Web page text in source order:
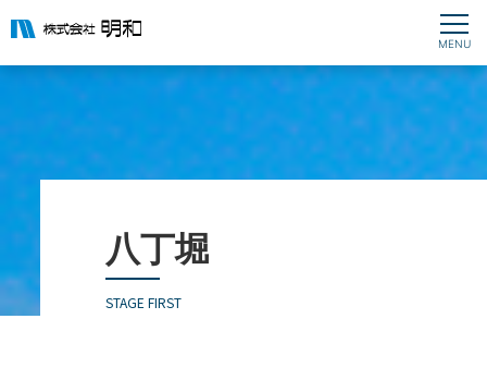
八丁堀
STAGE FIRST